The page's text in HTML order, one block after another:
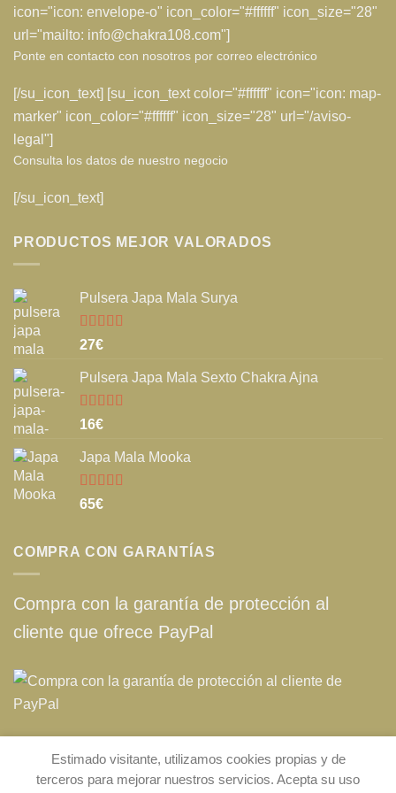
icon="icon: envelope-o" icon_color="#ffffff" icon_size="28"
url="mailto: info@chakra108.com"]
Ponte en contacto con nosotros por correo electrónico
[/su_icon_text] [su_icon_text color="#ffffff" icon="icon: map-
marker" icon_color="#ffffff" icon_size="28" url="/aviso-
legal"]
Consulta los datos de nuestro negocio
[/su_icon_text]
PRODUCTOS MEJOR VALORADOS
Pulsera Japa Mala Surya
Valorado
5
27€
Pulsera Japa Mala Sexto Chakra Ajna
Valorado
5
16€
Japa Mala Mooka
Valorado
65€
COMPRA CON GARANTÍAS
Compra con la garantía de protección al
cliente que ofrece PayPal
chakra108.com © 2019 · 2026 (Spain) | Aviso legal
Política de
Estimado visitante, utilizamos cookies propias y de
terceros para mejorar nuestros servicios. Acepta su uso